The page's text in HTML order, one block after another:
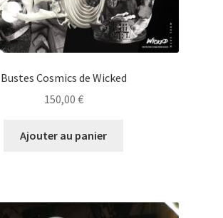
Bustes Cosmics de Wicked
150,00 €
Ajouter au panier